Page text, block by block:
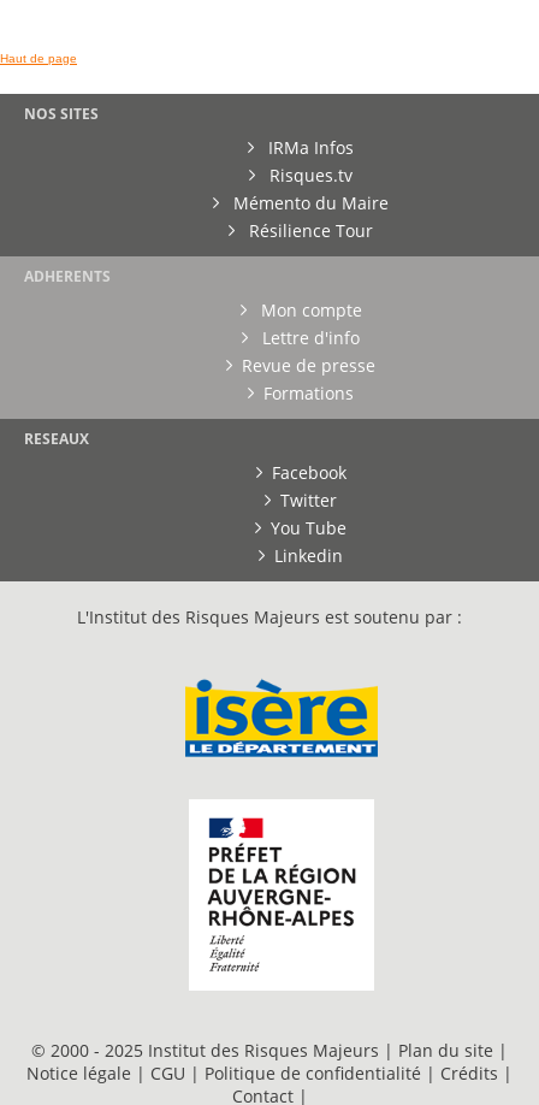
Haut de page
NOS SITES
IRMa Infos
Risques.tv
Mémento du Maire
Résilience Tour
ADHERENTS
Mon compte
Lettre d'info
Revue de presse
Formations
RESEAUX
Facebook
Twitter
You Tube
Linkedin
L'Institut des Risques Majeurs est soutenu par :
© 2000 - 2025 Institut des Risques Majeurs | Plan du site |
Notice légale | CGU | Politique de confidentialité | Crédits |
Contact |